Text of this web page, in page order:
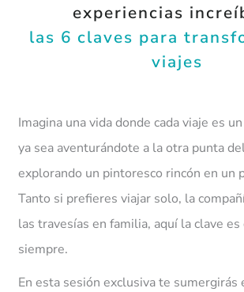
experiencias
las 6 claves para
viajes
Imagina una vida donde cada viaje es
ya sea aventurándote a la otra punta
explorando un pintoresco rincón en un
Tanto si prefieres viajar solo, la
las travesías en familia, aquí la clave
siempre.
En esta sesión exclusiva te sumergirás